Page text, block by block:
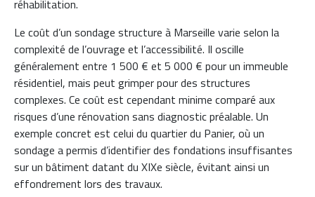
réhabilitation.
Le coût d’un sondage structure à Marseille varie selon la
complexité de l’ouvrage et l’accessibilité. Il oscille
généralement entre 1 500 € et 5 000 € pour un immeuble
résidentiel, mais peut grimper pour des structures
complexes. Ce coût est cependant minime comparé aux
risques d’une rénovation sans diagnostic préalable. Un
exemple concret est celui du quartier du Panier, où un
sondage a permis d’identifier des fondations insuffisantes
sur un bâtiment datant du XIXe siècle, évitant ainsi un
effondrement lors des travaux.